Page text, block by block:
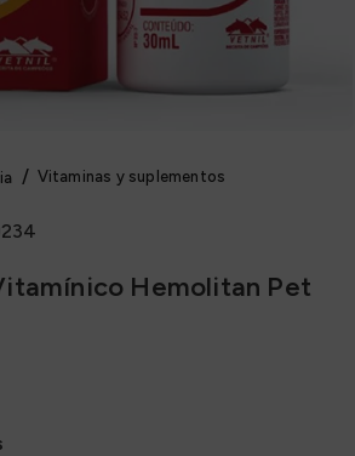
Vitaminas y suplementos
Hemolitan Pet